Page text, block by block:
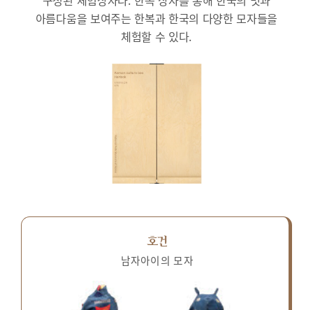
아름다움을 보여주는 한복과 한국의 다양한 모자들을
체험할 수 있다.
호건
남자아이의 모자